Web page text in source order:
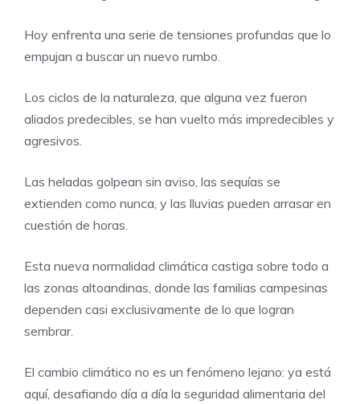
Hoy enfrenta una serie de tensiones profundas que lo
empujan a buscar un nuevo rumbo.
Los ciclos de la naturaleza, que alguna vez fueron
aliados predecibles, se han vuelto más impredecibles y
agresivos.
Las heladas golpean sin aviso, las sequías se
extienden como nunca, y las lluvias pueden arrasar en
cuestión de horas.
Esta nueva normalidad climática castiga sobre todo a
las zonas altoandinas, donde las familias campesinas
dependen casi exclusivamente de lo que logran
sembrar.
El cambio climático no es un fenómeno lejano: ya está
aquí, desafiando día a día la seguridad alimentaria del